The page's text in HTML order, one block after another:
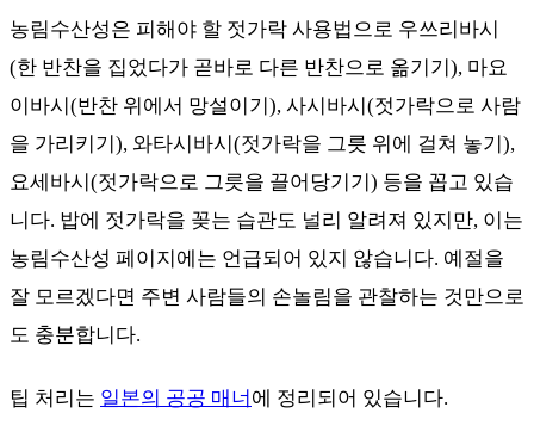
농림수산성은 피해야 할 젓가락 사용법으로 우쓰리바시
(한 반찬을 집었다가 곧바로 다른 반찬으로 옮기기), 마요
이바시(반찬 위에서 망설이기), 사시바시(젓가락으로 사람
을 가리키기), 와타시바시(젓가락을 그릇 위에 걸쳐 놓기),
요세바시(젓가락으로 그릇을 끌어당기기) 등을 꼽고 있습
니다. 밥에 젓가락을 꽂는 습관도 널리 알려져 있지만, 이는
농림수산성 페이지에는 언급되어 있지 않습니다. 예절을
잘 모르겠다면 주변 사람들의 손놀림을 관찰하는 것만으로
도 충분합니다.
팁 처리는 일본의 공공 매너 에 정리되어 있습니다.